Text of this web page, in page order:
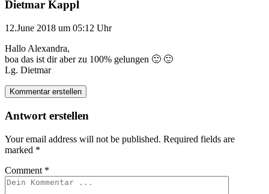
Dietmar Kappl
12.June 2018 um 05:12 Uhr
Hallo Alexandra,
boa das ist dir aber zu 100% gelungen 🙂 🙂
Lg. Dietmar
Kommentar erstellen
Antwort erstellen
Your email address will not be published. Required fields are
marked *
Comment *